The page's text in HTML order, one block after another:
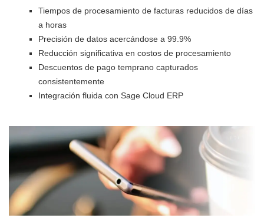
Tiempos de procesamiento de facturas reducidos de días
a horas
Precisión de datos acercándose a 99.9%
Reducción significativa en costos de procesamiento
Descuentos de pago temprano capturados
consistentemente
Integración fluida con Sage Cloud ERP